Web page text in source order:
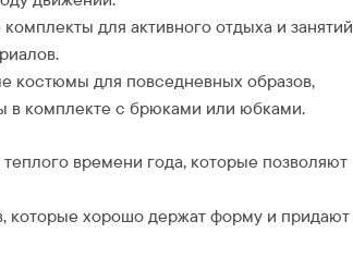
для активного отдыха и занятий
костюмы для повседневных образов,
в комплекте с брюками или юбками.
времени года, которые позволяют
хорошо держат форму и придают